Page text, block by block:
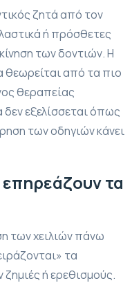
ζητά από τον
ή πρόσθετες
των δοντιών. Η
θεωρείται από τα πιο
θεραπείας
εξελίσσεται όπως
των οδηγιών κάνει
τα
των χειλιών πάνω
τα
ή ερεθισμούς.